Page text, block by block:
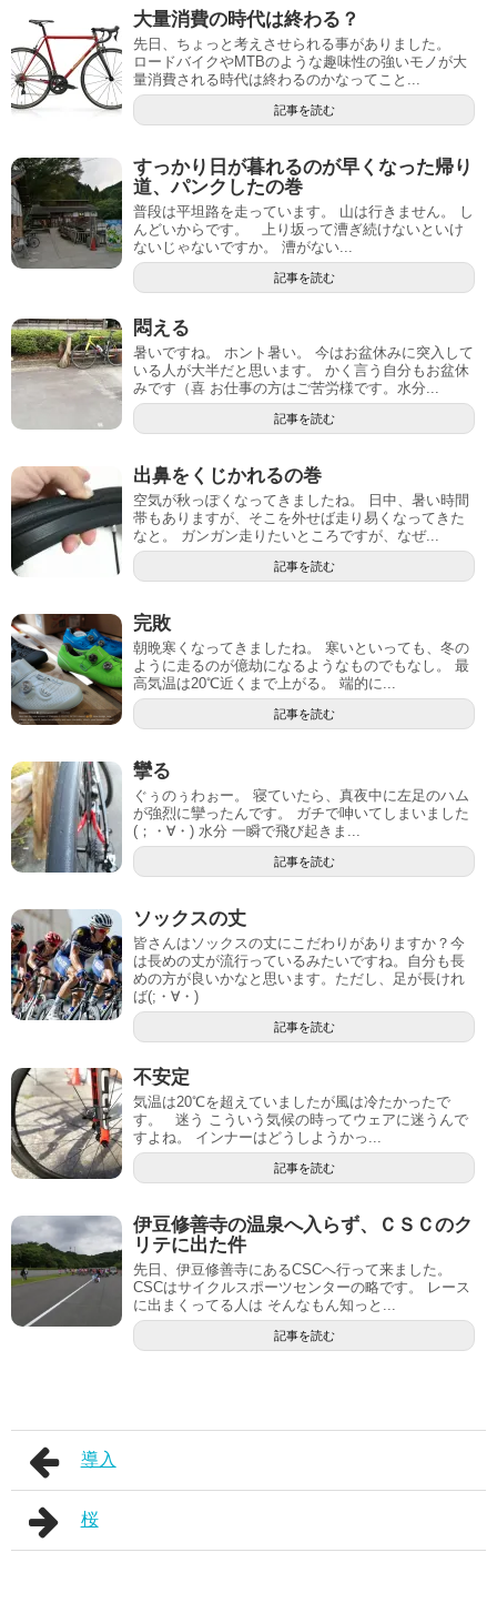
大量消費の時代は終わる？
先日、ちょっと考えさせられる事がありました。
ロードバイクやMTBのような趣味性の強いモノが大
量消費される時代は終わるのかなってこと...
記事を読む
すっかり日が暮れるのが早くなった帰り
道、パンクしたの巻
普段は平坦路を走っています。 山は行きません。 し
んどいからです。 上り坂って漕ぎ続けないといけ
ないじゃないですか。 漕がない...
記事を読む
悶える
暑いですね。 ホント暑い。 今はお盆休みに突入して
いる人が大半だと思います。 かく言う自分もお盆休
みです（喜 お仕事の方はご苦労様です。水分...
記事を読む
出鼻をくじかれるの巻
空気が秋っぽくなってきましたね。 日中、暑い時間
帯もありますが、そこを外せば走り易くなってきた
なと。 ガンガン走りたいところですが、なぜ...
記事を読む
完敗
朝晩寒くなってきましたね。 寒いといっても、冬の
ように走るのが億劫になるようなものでもなし。 最
高気温は20℃近くまで上がる。 端的に...
記事を読む
攣る
ぐぅのぅわぉー。 寝ていたら、真夜中に左足のハム
が強烈に攣ったんです。 ガチで呻いてしまいました
(；・∀・) 水分 一瞬で飛び起きま...
記事を読む
ソックスの丈
皆さんはソックスの丈にこだわりがありますか？今
は長めの丈が流行っているみたいですね。自分も長
めの方が良いかなと思います。ただし、足が長けれ
ば(;・∀・)
記事を読む
不安定
気温は20℃を超えていましたが風は冷たかったで
す。 迷う こういう気候の時ってウェアに迷うんで
すよね。 インナーはどうしようかっ...
記事を読む
伊豆修善寺の温泉へ入らず、ＣＳＣのク
リテに出た件
先日、伊豆修善寺にあるCSCへ行って来ました。
CSCはサイクルスポーツセンターの略です。 レース
に出まくってる人は そんなもん知っと...
記事を読む
導入
桜